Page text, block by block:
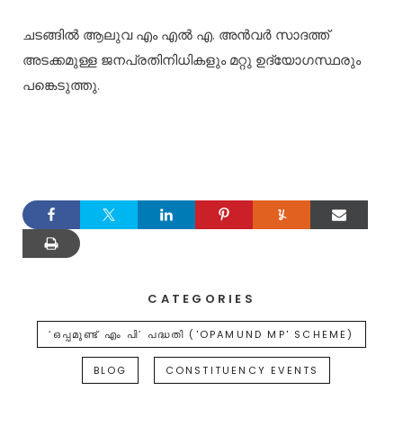
ചടങ്ങിൽ ആലുവ എം എൽ എ. അൻവർ സാദത്ത്
അടക്കമുള്ള ജനപ്രതിനിധികളും മറ്റു ഉദ്യോഗസ്ഥരും
പങ്കെടുത്തു.
CATEGORIES
‘ഒപ്പമുണ്ട് എം പി’ പദ്ധതി ('OPAMUND MP' SCHEME)
BLOG CONSTITUENCY EVENTS